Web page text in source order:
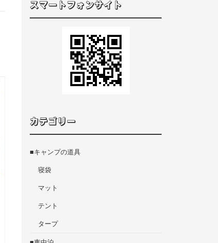
スマートフォンサイト
カテゴリー
■キャンプの道具
寝袋
マット
テント
タープ